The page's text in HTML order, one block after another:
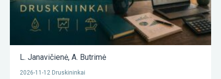
L. Janavičienė, A. Butrimė
2026-11-12 Druskininkai